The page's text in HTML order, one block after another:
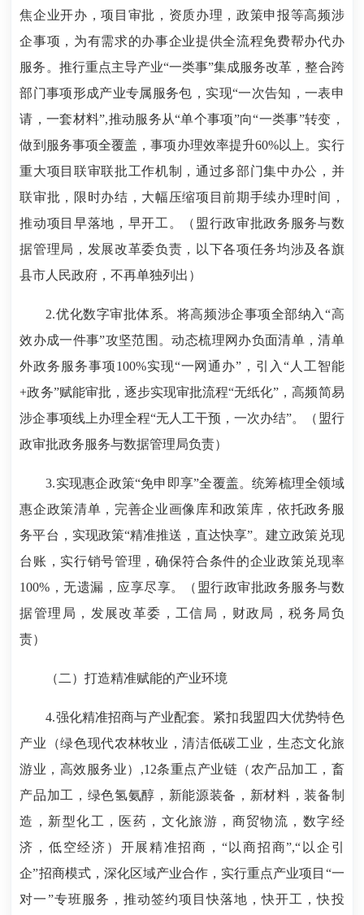
焦企业开办，项目审批，资质办理，政策申报等高频涉
企事项，为有需求的办事企业提供全流程免费帮办代办
服务。推行重点主导产业“一类事”集成服务改革，整合跨
部门事项形成产业专属服务包，实现“一次告知，一表申
请，一套材料”,推动服务从“单个事项”向“一类事”转变，
做到服务事项全覆盖，事项办理效率提升60%以上。实行
重大项目联审联批工作机制，通过多部门集中办公，并
联审批，限时办结，大幅压缩项目前期手续办理时间，
推动项目早落地，早开工。（盟行政审批政务服务与数
据管理局，发展改革委负责，以下各项任务均涉及各旗
县市人民政府，不再单独列出）
2.优化数字审批体系。将高频涉企事项全部纳入“高
效办成一件事”攻坚范围。动态梳理网办负面清单，清单
外政务服务事项100%实现“一网通办”，引入“人工智能
+政务”赋能审批，逐步实现审批流程“无纸化”，高频简易
涉企事项线上办理全程“无人工干预，一次办结”。（盟行
政审批政务服务与数据管理局负责）
3.实现惠企政策“免申即享”全覆盖。统筹梳理全领域
惠企政策清单，完善企业画像库和政策库，依托政务服
务平台，实现政策“精准推送，直达快享”。建立政策兑现
台账，实行销号管理，确保符合条件的企业政策兑现率
100%，无遗漏，应享尽享。（盟行政审批政务服务与数
据管理局，发展改革委，工信局，财政局，税务局负
责）
（二）打造精准赋能的产业环境
4.强化精准招商与产业配套。紧扣我盟四大优势特色
产业（绿色现代农林牧业，清洁低碳工业，生态文化旅
游业，高效服务业）,12条重点产业链（农产品加工，畜
产品加工，绿色氢氨醇，新能源装备，新材料，装备制
造，新型化工，医药，文化旅游，商贸物流，数字经
济，低空经济）开展精准招商，“以商招商”,“以企引
企”招商模式，深化区域产业合作，实行重点产业项目“一
对一”专班服务，推动签约项目快落地，快开工，快投